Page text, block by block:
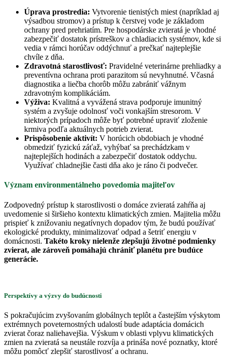
Úprava prostredia: Vytvorenie tienistých miest (napríklad aj
výsadbou stromov) a prístup k čerstvej vode je základom
ochrany pred prehriatím. Pre hospodárske zvieratá je vhodné
zabezpečiť dostatok prístreškov a chladiacich systémov, kde si
vedia v rámci horúčav oddýchnuť a prečkať najteplejšie
chvíle z dňa.
Zdravotná starostlivosť: Pravidelné veterinárne prehliadky a
preventívna ochrana proti parazitom sú nevyhnutné. Včasná
diagnostika a liečba chorôb môžu zabrániť vážnym
zdravotným komplikáciám.
Výživa: Kvalitná a vyvážená strava podporuje imunitný
systém a zvyšuje odolnosť voči vonkajším stresorom. V
niektorých prípadoch môže byť potrebné upraviť zloženie
krmiva podľa aktuálnych potrieb zvierat.
Prispôsobenie aktivít: V horúcich obdobiach je vhodné
obmedziť fyzickú záťaž, vyhýbať sa prechádzkam v
najteplejších hodinách a zabezpečiť dostatok oddychu.
Využívať chladnejšie časti dňa ako je ráno či podvečer.
Význam environmentálneho povedomia majiteľov
Zodpovedný prístup k starostlivosti o domáce zvieratá zahŕňa aj
uvedomenie si širšieho kontextu klimatických zmien. Majitelia môžu
prispieť k znižovaniu negatívnych dopadov tým, že budú používať
ekologické produkty, minimalizovať odpad a šetriť energiu v
domácnosti. Takéto kroky nielenže zlepšujú životné podmienky
zvierat, ale zároveň pomáhajú chrániť planétu pre budúce
generácie.
Perspektívy a výzvy do budúcnosti
S pokračujúcim zvyšovaním globálnych teplôt a častejším výskytom
extrémnych poveternostných udalostí bude adaptácia domácich
zvierat čoraz naliehavejšia. Výskum v oblasti vplyvu klimatických
zmien na zvieratá sa neustále rozvíja a prináša nové poznatky, ktoré
môžu pomôcť zlepšiť starostlivosť a ochranu.